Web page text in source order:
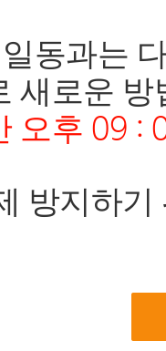
동과는
새로운
오후 09 :
방지하